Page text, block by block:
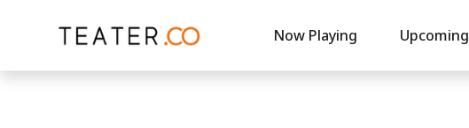
Now Playing Upcoming